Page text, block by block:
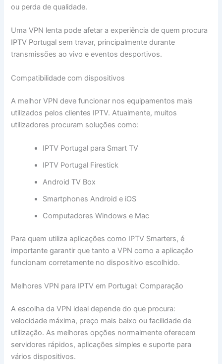
ou perda de qualidade.
Uma VPN lenta pode afetar a experiência de quem procura
IPTV Portugal sem travar, principalmente durante
transmissões ao vivo e eventos desportivos.
Compatibilidade com dispositivos
A melhor VPN deve funcionar nos equipamentos mais
utilizados pelos clientes IPTV. Atualmente, muitos
utilizadores procuram soluções como:
IPTV Portugal para Smart TV
IPTV Portugal Firestick
Android TV Box
Smartphones Android e iOS
Computadores Windows e Mac
Para quem utiliza aplicações como IPTV Smarters, é
importante garantir que tanto a VPN como a aplicação
funcionam corretamente no dispositivo escolhido.
Melhores VPN para IPTV em Portugal: Comparação
A escolha da VPN ideal depende do que procura:
velocidade máxima, preço mais baixo ou facilidade de
utilização. As melhores opções normalmente oferecem
servidores rápidos, aplicações simples e suporte para
vários dispositivos.